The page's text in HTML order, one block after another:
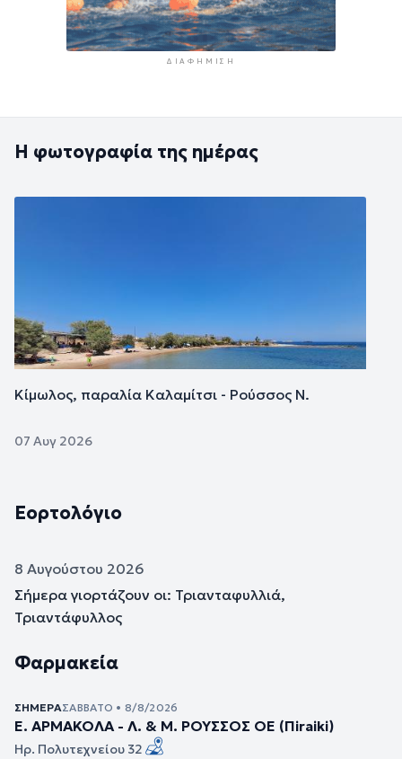
ΔΙΑΦΉΜΙΣΗ
Η φωτογραφία της ημέρας
Κίμωλος, παραλία Καλαμίτσι - Ρούσσος Ν.
07 Αυγ 2026
Εορτολόγιο
8 Αυγούστου 2026
Σήμερα γιορτάζουν οι: Τριανταφυλλιά,
Τριαντάφυλλος
Φαρμακεία
ΣΉΜΕΡΑΣΆΒΒΑΤΟ • 8/8/2026
Ε. ΑΡΜΑΚΟΛΑ - Λ. & Μ. ΡΟΥΣΣΟΣ ΟΕ (Πiraiki)
Ηρ. Πολυτεχνείου 32